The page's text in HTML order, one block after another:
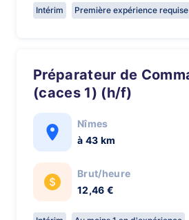
Intérim Première expérience requise
Préparateur de Commandes
(caces 1) (h/f)
Nîmes
à 43 km
Brut/heure
12,46 €